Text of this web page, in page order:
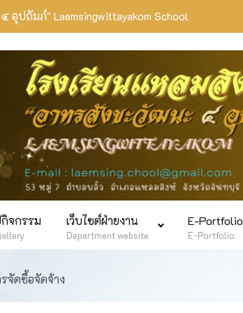
อุปถัมภ์" Laemsingwittayakom School
จกรรม เว็บไซต์ฝ่ายงาน
Department website
E-Portfolio
E-Portfolio
จัดซื้อจัดจ้าง